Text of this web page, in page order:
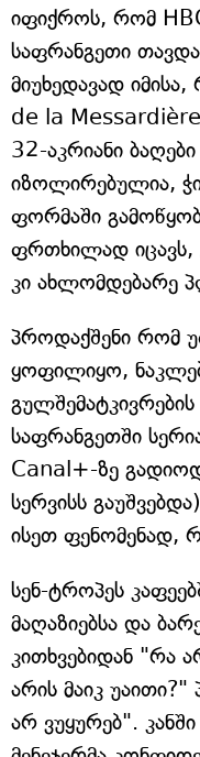
იფიქროს, რომ
საფრანგეთი
მიუხედავად
de la
32-აკრიანი
იზოლირებულია,
ფორმაში
ფრთხილად იცავს,
კი ახლომდებარე
პროდაქშენი რომ
ყოფილიყო,
საფრანგეთში
Canal+-ზე
სერვისს
ისეთ ფენომენად,
სენ-ტროპეს
მაღაზიებსა და
კითხვებიდან "რა
არის მაიკ
არ ვუყურებ".